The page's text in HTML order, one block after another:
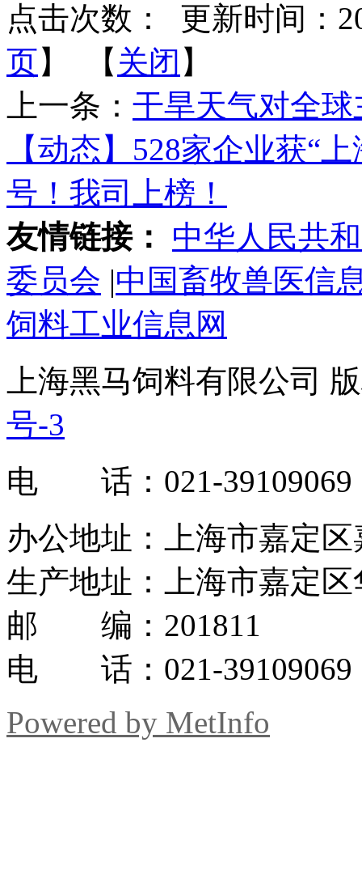
点击次数：
更新时间：
页】 【 关闭 】
上一条： 干旱天气对全
【动态】528家企业获“
号！我司上榜！
友情链接：
中华人民共
委员会 |中国畜牧兽医信
饲料工业信息网
上海黑马饲料有限公司
号-3
电 话：021-39109069
办公地址：上海市嘉定
生产地址：上海市嘉定
邮 编：201811
电 话：021-39109069
Powered by MetInfo